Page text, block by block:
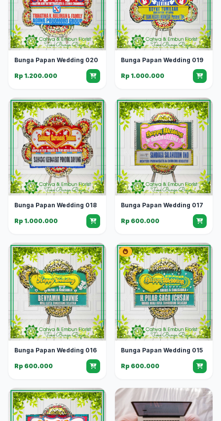
Bunga Papan Wedding 020
Rp 1.200.000
Bunga Papan Wedding 019
Rp 1.000.000
Bunga Papan Wedding 018
Rp 1.000.000
Bunga Papan Wedding 017
Rp 600.000
Bunga Papan Wedding 016
Rp 600.000
Bunga Papan Wedding 015
Rp 600.000